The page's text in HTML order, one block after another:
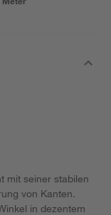
mit seiner stabilen
von Kanten.
in dezentem